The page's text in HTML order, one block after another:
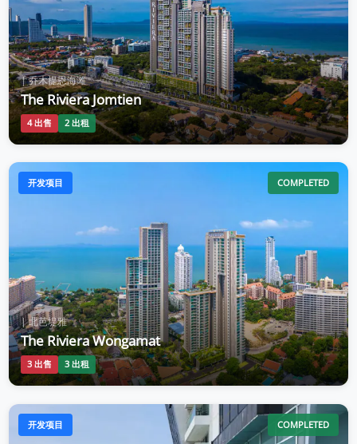
| 乔木提恩海滩
The Riviera Jomtien
4 出售 2 出租
开发项目 COMPLETED
| 北芭堤雅
The Riviera Wongamat
3 出售 3 出租
开发项目 COMPLETED